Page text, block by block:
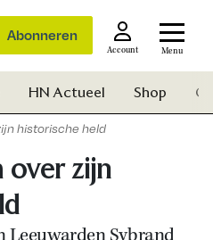
Abonneren
Account Menu
HN Actueel Shop
historische held
over zijn